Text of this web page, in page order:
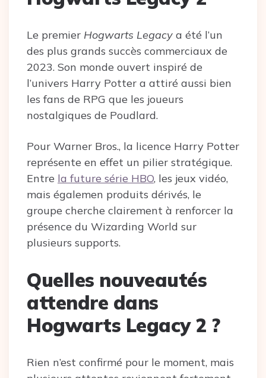
Le premier Hogwarts Legacy a été l’un
des plus grands succès commerciaux de
2023. Son monde ouvert inspiré de
l’univers Harry Potter a attiré aussi bien
les fans de RPG que les joueurs
nostalgiques de Poudlard.
Pour Warner Bros., la licence Harry Potter
représente en effet un pilier stratégique.
Entre la future série HBO, les jeux vidéo,
mais égalemen produits dérivés, le
groupe cherche clairement à renforcer la
présence du Wizarding World sur
plusieurs supports.
Quelles nouveautés
attendre dans
Hogwarts Legacy 2 ?
Rien n’est confirmé pour le moment, mais